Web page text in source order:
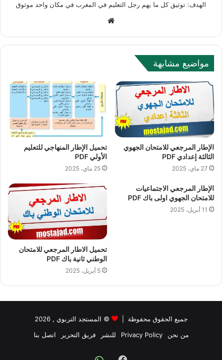
الهدف: توثيق كل ما يهم رجل التعليم في المغرب في مكان واحد موثوق
مواضيع مشابهة
الإطار المرجعي للامتحان الجهوي
الثالثة إعدادي PDF
27 ماي، 2025
تحميل الإطار المنهاجي للتعليم
الأولي PDF
25 ماي، 2025
الإطار المرجعي الاجتماعيات
للامتحان الجهوي اولى باك PDF
11 أبريل، 2025
تحميل الاطار المرجعي للامتحان
الوطني ثانية باك PDF
5 أبريل، 2025
جميع الحقوق محفوظة | © المستجد التربوي , 2026
من نحن
Privacy Policy للنشر فريق التحرير اتصل بنا